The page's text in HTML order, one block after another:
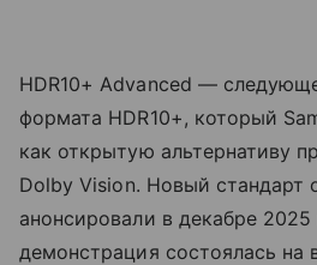
HDR10+ Advanced —
формата HDR10+, который
как открытую альтернативу
Dolby Vision. Новый стандарт
анонсировали в декабре 2025
демонстрация состоялась на